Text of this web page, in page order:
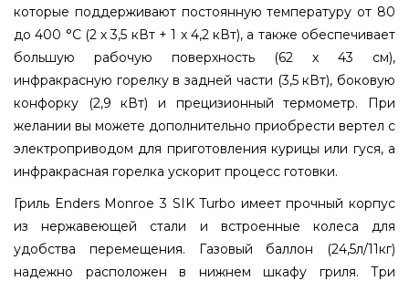
которые поддерживают постоянную температуру от 80
до 400 °С (2 х 3,5 кВт + 1 x 4,2 кВт), а также обеспечивает
большую рабочую поверхность (62 х 43 см),
инфракрасную горелку в задней части (3,5 кВт), боковую
конфорку (2,9 кВт) и прецизионный термометр. При
желании вы можете дополнительно приобрести вертел с
электроприводом для приготовления курицы или гуся, а
инфракрасная горелка ускорит процесс готовки.
Гриль Enders Monroe 3 SIK Turbo имеет прочный корпус
из нержавеющей стали и встроенные колеса для
удобства перемещения. Газовый баллон (24,5л/11кг)
надежно расположен в нижнем шкафу гриля. Три